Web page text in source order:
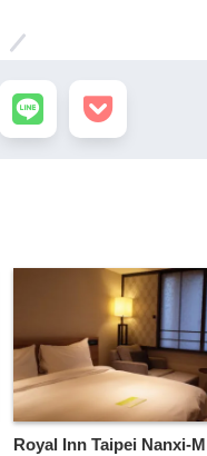
Royal Inn Taipei Nanxi-